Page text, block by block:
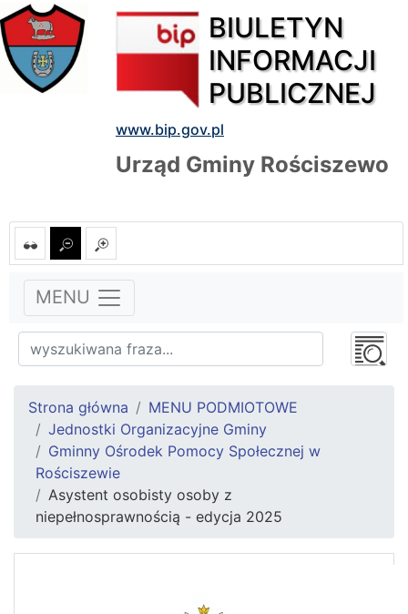
BIULETYN
INFORMACJI
PUBLICZNEJ
www.bip.gov.pl
Urząd Gminy Rościszewo
MENU
Strona główna
MENU PODMIOTOWE
Jednostki Organizacyjne Gminy
Gminny Ośrodek Pomocy Społecznej w
Rościszewie
Asystent osobisty osoby z
niepełnosprawnością - edycja 2025